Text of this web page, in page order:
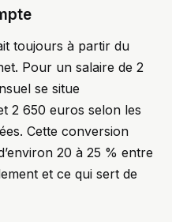
toujours à partir du
Pour un salaire de 2
se situe
2 650 euros selon les
Cette conversion
20 à 25 % entre
et ce qui sert de